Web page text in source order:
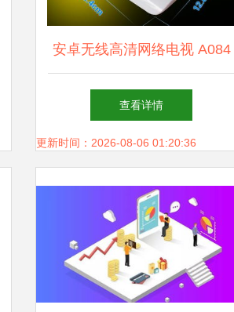
安卓无线高清网络电视 A084
网络播放器的科技魅力与家庭
娱乐革新
查看详情
更新时间：2026-08-06 01:20:36